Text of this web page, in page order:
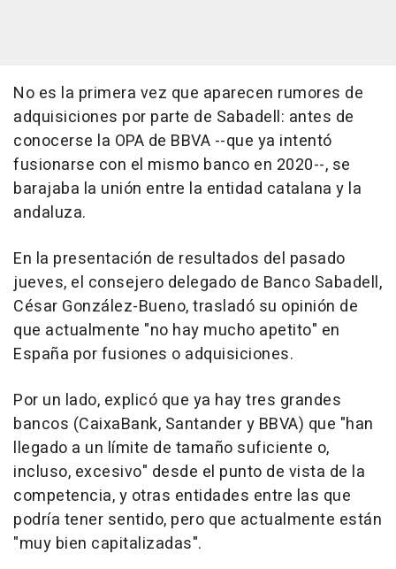
No es la primera vez que aparecen rumores de
adquisiciones por parte de Sabadell: antes de
conocerse la OPA de BBVA --que ya intentó
fusionarse con el mismo banco en 2020--, se
barajaba la unión entre la entidad catalana y la
andaluza.
En la presentación de resultados del pasado
jueves, el consejero delegado de Banco Sabadell,
César González-Bueno, trasladó su opinión de
que actualmente "no hay mucho apetito" en
España por fusiones o adquisiciones.
Por un lado, explicó que ya hay tres grandes
bancos (CaixaBank, Santander y BBVA) que "han
llegado a un límite de tamaño suficiente o,
incluso, excesivo" desde el punto de vista de la
competencia, y otras entidades entre las que
podría tener sentido, pero que actualmente están
"muy bien capitalizadas".